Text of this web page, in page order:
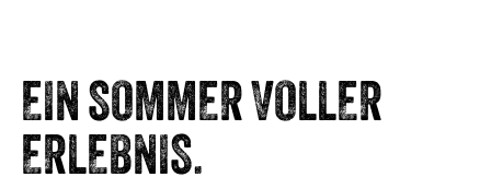
EIN SOMMER VOLLER
ERLEBNIS.